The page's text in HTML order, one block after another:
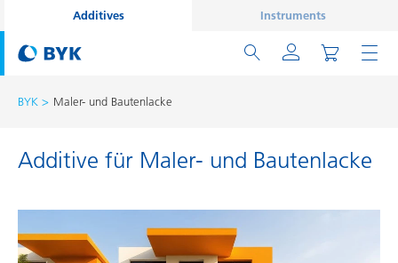
Additives Instruments
BYK Maler- und Bautenlacke
Additive für Maler- und Bautenlacke